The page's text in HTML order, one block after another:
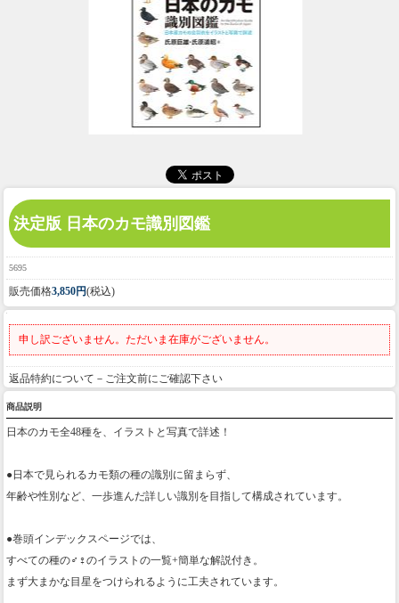
決定版 日本のカモ識別図鑑
5695
販売価格3,850円(税込)
申し訳ございません。ただいま在庫がございません。
返品特約について－ご注文前にご確認下さい
商品説明
日本のカモ全48種を、イラストと写真で詳述！
●日本で見られるカモ類の種の識別に留まらず、
年齢や性別など、一歩進んだ詳しい識別を目指して構成されています。
●巻頭インデックスページでは、
すべての種の♂♀のイラストの一覧+簡単な解説付き。
まず大まかな目星をつけられるように工夫されています。